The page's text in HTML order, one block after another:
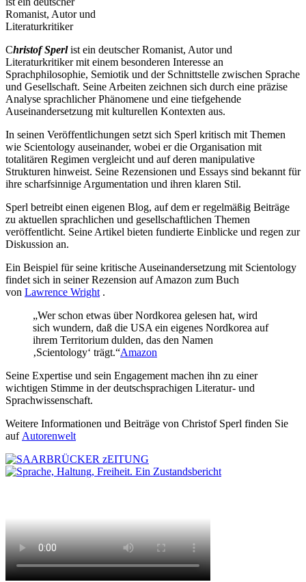
Romanist, Autor und
Literaturkritiker
Christof Sperl ist ein deutscher Romanist, Autor und
Literaturkritiker mit einem besonderen Interesse an
Sprachphilosophie, Semiotik und der Schnittstelle zwischen Sprache
und Gesellschaft. Seine Arbeiten zeichnen sich durch eine präzise
Analyse sprachlicher Phänomene und eine tiefgehende
Auseinandersetzung mit kulturellen Kontexten aus.
In seinen Veröffentlichungen setzt sich Sperl kritisch mit Themen
wie Scientology auseinander, wobei er die Organisation mit
totalitären Regimen vergleicht und auf deren manipulative
Strukturen hinweist. Seine Rezensionen und Essays sind bekannt für
ihre scharfsinnige Argumentation und ihren klaren Stil.
Sperl betreibt einen eigenen Blog, auf dem er regelmäßig Beiträge
zu aktuellen sprachlichen und gesellschaftlichen Themen
veröffentlicht. Seine Artikel bieten fundierte Einblicke und regen zur
Diskussion an.
Ein Beispiel für seine kritische Auseinandersetzung mit Scientology
findet sich in seiner Rezension auf Amazon zum Buch
von Lawrence Wright .
„Wer schon etwas über Nordkorea gelesen hat, wird
sich wundern, daß die USA ein eigenes Nordkorea auf
ihrem Territorium dulden, das den Namen
‚Scientology‘ trägt.“Amazon
Seine Expertise und sein Engagement machen ihn zu einer
wichtigen Stimme in der deutschsprachigen Literatur- und
Sprachwissenschaft.
Weitere Informationen und Beiträge von Christof Sperl finden Sie
auf Autorenwelt